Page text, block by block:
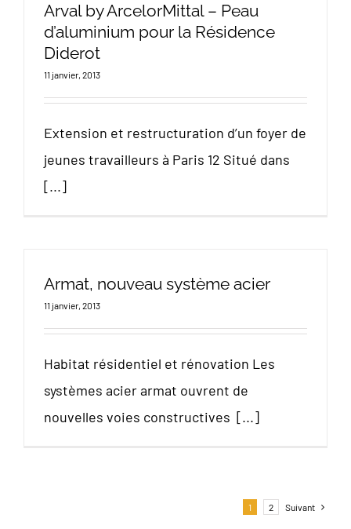
Arval by ArcelorMittal – Peau
d’aluminium pour la Résidence
Diderot
11 janvier, 2013
Extension et restructuration d’un foyer de
jeunes travailleurs à Paris 12 Situé dans
[...]
Armat, nouveau système acier
11 janvier, 2013
Habitat résidentiel et rénovation Les
systèmes acier armat ouvrent de
nouvelles voies constructives [...]
1 2 Suivant